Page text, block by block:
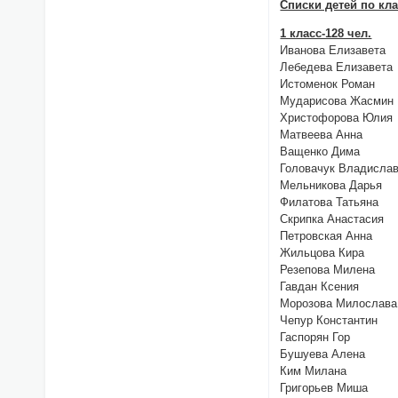
Списки детей по
1 класс-128 чел.
Иванова Елизавета
Лебедева Елизавета
Истоменок Роман
Мударисова Жасмин
Христофорова Юлия
Матвеева Анна
Ващенко Дима
Головачук Владислав
Мельникова Дарья
Филатова Татьяна
Скрипка Анастасия
Петровская Анна
Жильцова Кира
Резепова Милена
Гавдан Ксения
Морозова Милослава
Чепур Константин
Гаспорян Гор
Бушуева Алена
Ким Милана
Григорьев Миша